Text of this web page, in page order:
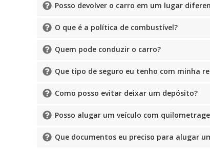
Posso devolver o carro em um lugar
O que é a política de combustível?
Quem pode conduzir o carro?
Que tipo de seguro eu tenho com minha
Como posso evitar deixar um depósito?
Posso alugar um veículo com
Que documentos eu preciso para alugar